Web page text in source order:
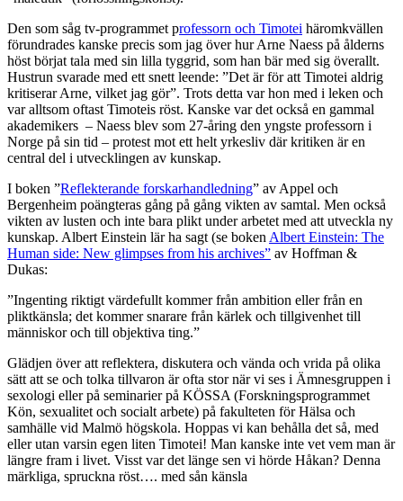
Den som såg tv-programmet professorn och Timotei häromkvällen
förundrades kanske precis som jag över hur Arne Naess på ålderns
höst börjat tala med sin lilla tyggrid, som han bär med sig överallt.
Hustrun svarade med ett snett leende: ”Det är för att Timotei aldrig
kritiserar Arne, vilket jag gör”. Trots detta var hon med i leken och
var alltsom oftast Timoteis röst. Kanske var det också en gammal
akademikers – Naess blev som 27-åring den yngste professorn i
Norge på sin tid – protest mot ett helt yrkesliv där kritiken är en
central del i utvecklingen av kunskap.
I boken ”Reflekterande forskarhandledning” av Appel och
Bergenheim poängteras gång på gång vikten av samtal. Men också
vikten av lusten och inte bara plikt under arbetet med att utveckla ny
kunskap. Albert Einstein lär ha sagt (se boken Albert Einstein: The
Human side: New glimpses from his archives” av Hoffman &
Dukas:
”Ingenting riktigt värdefullt kommer från ambition eller från en
pliktkänsla; det kommer snarare från kärlek och tillgivenhet till
människor och till objektiva ting.”
Glädjen över att reflektera, diskutera och vända och vrida på olika
sätt att se och tolka tillvaron är ofta stor när vi ses i Ämnesgruppen i
sexologi eller på seminarier på KÖSSA (Forskningsprogrammet
Kön, sexualitet och socialt arbete) på fakulteten för Hälsa och
samhälle vid Malmö högskola. Hoppas vi kan behålla det så, med
eller utan varsin egen liten Timotei! Man kanske inte vet vem man är
längre fram i livet. Visst var det länge sen vi hörde Håkan? Denna
märkliga, spruckna röst…. med sån känsla